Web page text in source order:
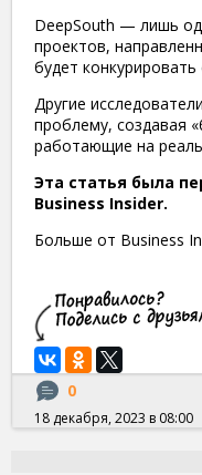
DeepSouth — лишь
проектов,
будет конкурировать
Другие
проблему, создавая
работающие на
Эта статья была
Business Insider.
Больше от Business
0
18 декабря, 2023 в 08:00